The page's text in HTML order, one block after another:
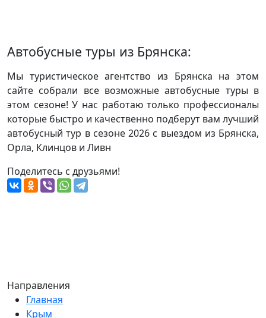
Автобусные туры из Брянска:
Мы туристическое агентство из Брянска на этом
сайте собрали все возможные автобусные туры в
этом сезоне! У нас работаю только профессионалы
которые быстро и качественно подберут вам лучший
автобусный тур в сезоне 2026 с выездом из Брянска,
Орла, Клинцов и Ливн
Поделитесь с друзьями!
Направления
Главная
Крым